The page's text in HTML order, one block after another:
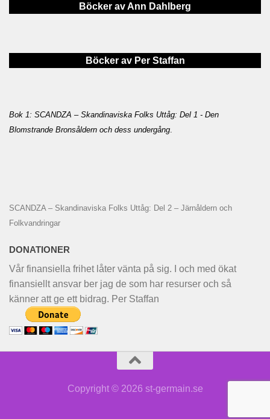
Böcker av Ann Dahlberg
Böcker av Per Staffan
Bok 1: SCANDZA – Skandinaviska Folks Uttåg: Del 1 - Den
Blomstrande Bronsåldern och dess undergång
SCANDZA – Skandinaviska Folks Uttåg: Del 2 – Järnåldern och
Folkvandringar
DONATIONER
Vår finansiella frihet låter vänta på sig. I och med ökat
finansiellt ansvar ber jag de som har resurser och så
känner att ge ett bidrag. Per Staffan
Copyright © 2026 st-germain.se